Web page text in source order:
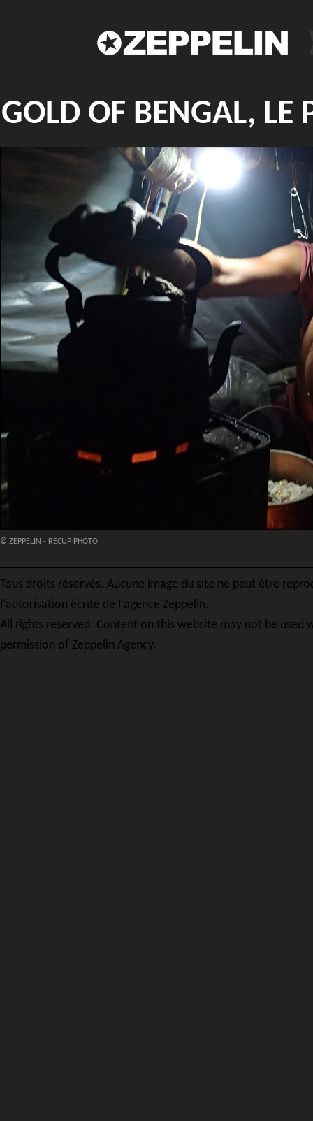
GOLD OF BENGAL, LE
© ZEPPELIN - RECUP PHOTO
Tous droits réservés. Aucune image du site ne peut être
l'autorisation écrite de l'agence Zeppelin.
All rights reserved. Content on this website may not be used
permission of Zeppelin Agency.